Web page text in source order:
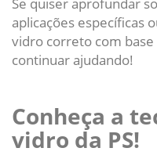
aplicações específicas
vidro correto com base
continuar ajudando!
Conheça a
vidro da PS!